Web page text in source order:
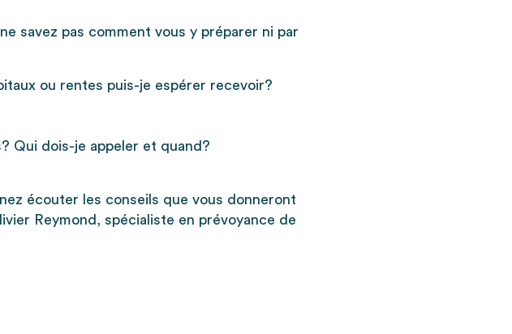
savez pas comment vous y préparer ni par
ou rentes puis-je espérer recevoir?
Qui dois-je appeler et quand?
écouter les conseils que vous donneront
Reymond, spécialiste en prévoyance de